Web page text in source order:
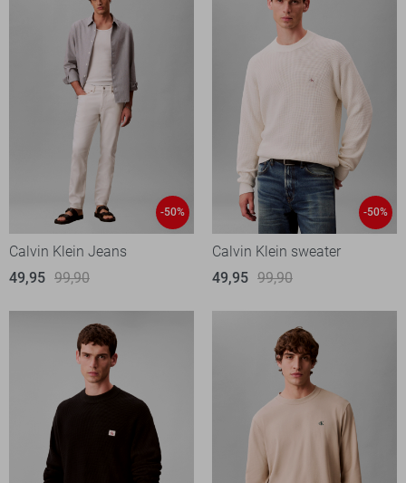
-50%
Calvin Klein Jeans
49,95 99,90
-50%
Calvin Klein sweater
49,95 99,90